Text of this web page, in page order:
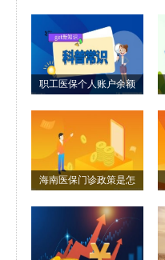
职工医保个人账户余额
海南医保门诊政策是怎